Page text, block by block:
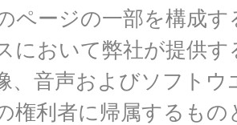
ページの一部を構成
において弊社が提供
、音声およびソフト
権利者に帰属するも